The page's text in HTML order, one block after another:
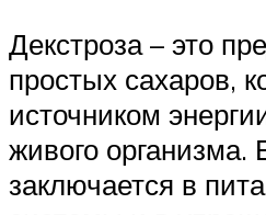
Декстроза – это
простых сахаров,
источником
живого организма.
заключается в